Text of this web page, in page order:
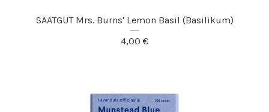
SAATGUT Mrs. Burns' Lemon Basil (Basilikum)
4,00 €